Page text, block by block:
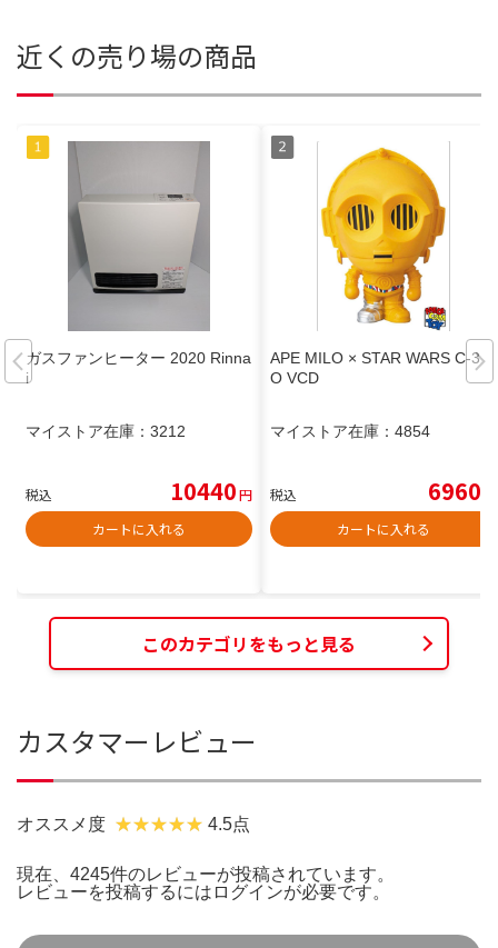
近くの売り場の商品
ガスファンヒーター 2020 Rinna
i
マイストア在庫： 3212
税込 10440円
カートに入れる
APE MILO × STAR WARS C-3P
O VCD
マイストア在庫： 4854
税込 6960
カートに入れる
このカテゴリをもっと見る
カスタマーレビュー
オススメ度 4.5点
現在、4245件のレビューが投稿されています。
レビューを投稿するには ログインが必要です。